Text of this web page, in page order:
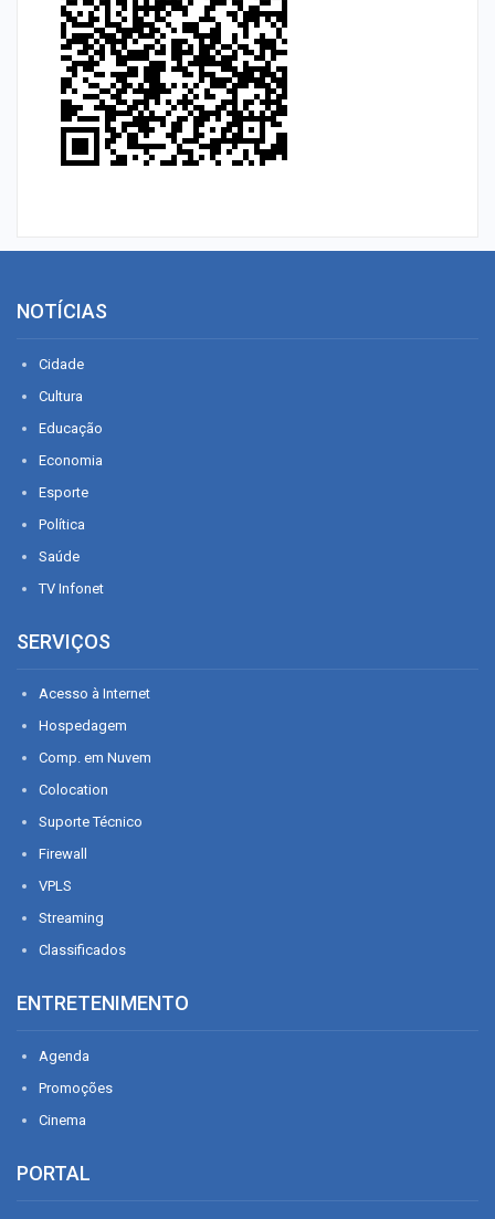
NOTÍCIAS
Cidade
Cultura
Educação
Economia
Esporte
Política
Saúde
TV Infonet
SERVIÇOS
Acesso à Internet
Hospedagem
Comp. em Nuvem
Colocation
Suporte Técnico
Firewall
VPLS
Streaming
Classificados
ENTRETENIMENTO
Agenda
Promoções
Cinema
PORTAL